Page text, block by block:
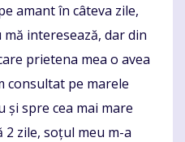
amant în câteva zile,
mă interesează, dar din
prietena mea o avea
consultat pe marele
și spre cea mai mare
zile, soțul meu m-a